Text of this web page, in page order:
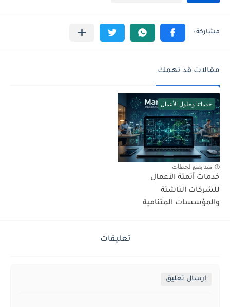
مقالات قد تهمك
خدماتنا وحلول الأعمال
منذ بضع لحظات
خدمات أتمتة الأعمال
للشركات الناشئة
والمؤسسات المتنامية
تعليقات
إرسال تعليق